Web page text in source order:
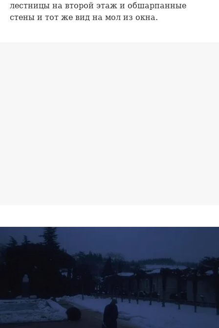
лестницы на второй этаж и обшарпанные
стены и тот же вид на мол из окна.